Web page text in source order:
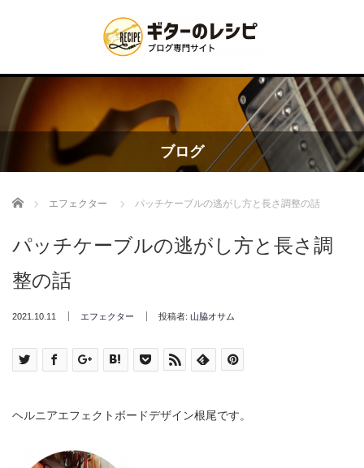
ブログ
Home エフェクター パッチケーブルの逃がし方と長さ調整の話
パッチケーブルの逃がし方と長さ調
整の話
2021.10.11 エフェクター 投稿者: 山脇オサム
ヘルニアエフェクトボードデザイン根尾です。